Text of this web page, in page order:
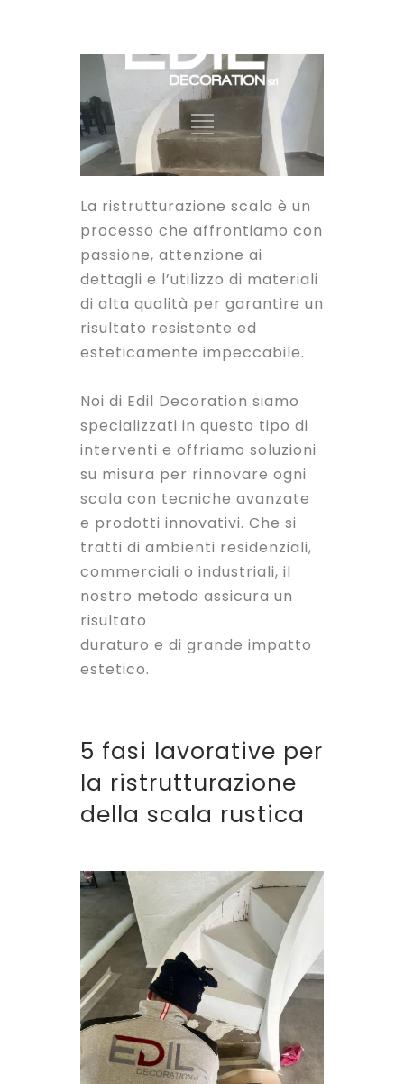
La ristrutturazione scala è un
processo che affrontiamo con
passione, attenzione ai
dettagli e l’utilizzo di materiali
di alta qualità per garantire un
risultato resistente ed
esteticamente impeccabile.
Noi di Edil Decoration siamo
specializzati in questo tipo di
interventi e offriamo soluzioni
su misura per rinnovare ogni
scala con tecniche avanzate
e prodotti innovativi. Che si
tratti di ambienti residenziali,
commerciali o industriali, il
nostro metodo assicura un
risultato
duraturo e di grande impatto
estetico.
5 fasi lavorative per
la ristrutturazione
della scala rustica